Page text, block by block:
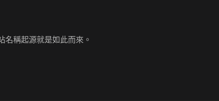
稱起源就是如此而來。